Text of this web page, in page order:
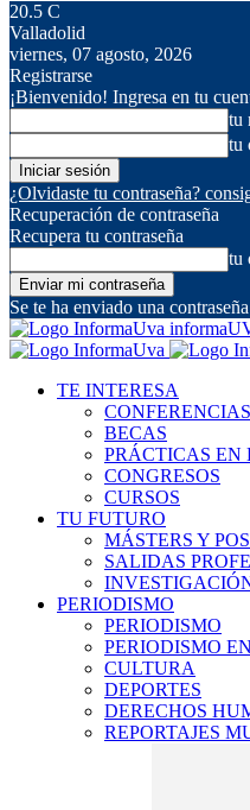
20.5 C
Valladolid
viernes, 07 agosto, 2026
Registrarse
¡Bienvenido! Ingresa en tu
tu
tu
¿Olvidaste tu contraseña?
Recuperación de contraseña
Recupera tu contraseña
tu
Se te ha enviado una
TE INTERESA
CONFERENCIAS
BECAS
PRÁCTICAS EN
CONGRESOS
CURSOS
TU FUTURO
MÁSTERS Y
SALIDAS
PERIODISMO
PERIODISMO
PERIODISMO
CULTURA
DEPORTES
DERECHOS
REPORTAJES